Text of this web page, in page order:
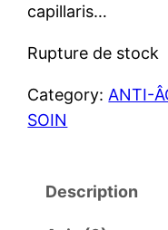
capillaris…
Rupture de stock
Category:ANTI-
SOIN
Description